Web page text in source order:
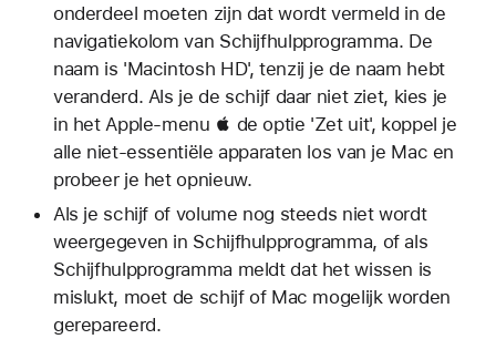
onderdeel moeten zijn dat wordt vermeld in de
navigatiekolom van Schijfhulpprogramma. De
naam is 'Macintosh HD', tenzij je de naam hebt
veranderd. Als je de schijf daar niet ziet, kies je
in het Apple-menu  de optie 'Zet uit', koppel je
alle niet-essentiële apparaten los van je Mac en
probeer je het opnieuw.
Als je schijf of volume nog steeds niet wordt
weergegeven in Schijfhulpprogramma, of als
Schijfhulpprogramma meldt dat het wissen is
mislukt, moet de schijf of Mac mogelijk worden
gerepareerd.